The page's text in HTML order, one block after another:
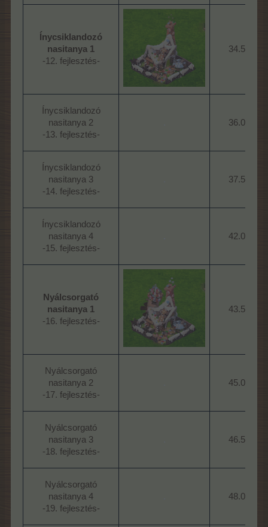
Ínycsiklandozó
nasitanya 1
-12. fejlesztés-​
34.500
Ínycsiklandozó
nasitanya 2
-13. fejlesztés-​
36.000
Ínycsiklandozó
nasitanya 3
-14. fejlesztés-​
37.500
Ínycsiklandozó
nasitanya 4
-15. fejlesztés-​
42.000
Nyálcsorgató
nasitanya 1
-16. fejlesztés-​
43.500
Nyálcsorgató
nasitanya 2
-17. fejlesztés-​
45.000
Nyálcsorgató
nasitanya 3
-18. fejlesztés-​
46.500
Nyálcsorgató
nasitanya 4
-19. fejlesztés-​
48.000